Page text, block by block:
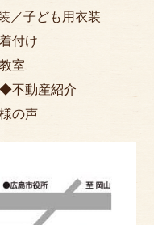
／子ども用衣装
着付け
室
不動産紹介
の声